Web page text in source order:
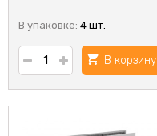
В упаковке: 4 шт.
В корзину